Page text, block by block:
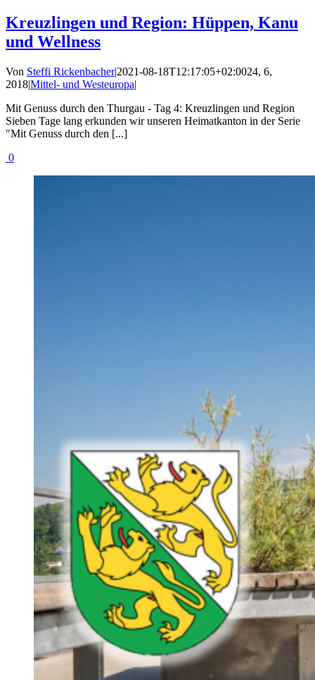
Kreuzlingen und Region: Hüppen, Kanu
und Wellness
Von Steffi Rickenbacher|2021-08-18T12:17:05+02:0024, 6,
2018|Mittel- und Westeuropa|
Mit Genuss durch den Thurgau - Tag 4: Kreuzlingen und Region
Sieben Tage lang erkunden wir unseren Heimatkanton in der Serie
"Mit Genuss durch den [...]
0